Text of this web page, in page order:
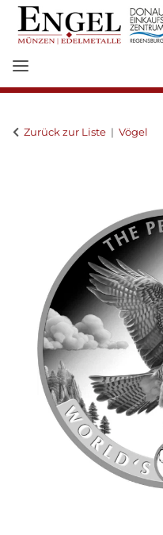
Zurück zur Liste Vögel